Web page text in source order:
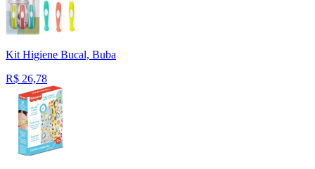
Kit Higiene Bucal, Buba
R$ 26,78